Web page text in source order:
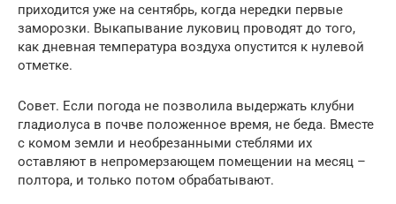
приходится уже на сентябрь, когда нередки первые
заморозки. Выкапывание луковиц проводят до того,
как дневная температура воздуха опустится к нулевой
отметке.
Совет. Если погода не позволила выдержать клубни
гладиолуса в почве положенное время, не беда. Вместе
с комом земли и необрезанными стеблями их
оставляют в непромерзающем помещении на месяц –
полтора, и только потом обрабатывают.